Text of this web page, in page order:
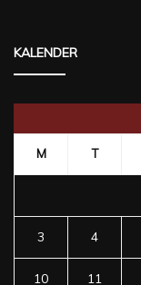
KALENDER
M T
3 4
10 11